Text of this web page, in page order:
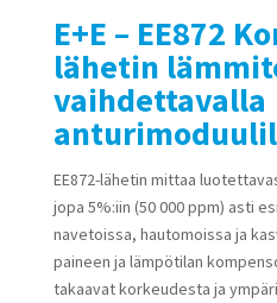
E+E – EE872
lähetin
vaihdettavalla
EE872-lähetin mittaa
jopa 5%:iin (50 000 ppm) asti
navetoissa, hautomoissa ja
paineen ja lämpötilan
takaavat korkeudesta ja